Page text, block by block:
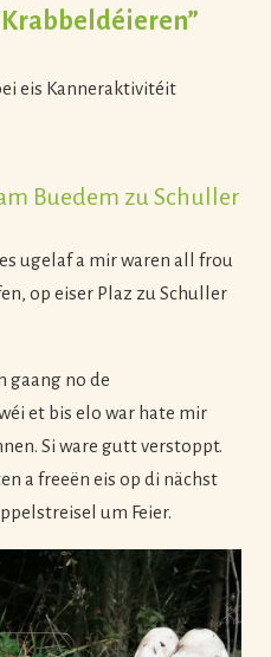
eis Kanneraktivitéit
Buedem zu Schuller
ugelaf a mir waren all frou
op eiser Plaz zu Schuller
gaang no de
et bis elo war hate mir
Si ware gutt verstoppt.
a freeën eis op di nächst
um Feier.